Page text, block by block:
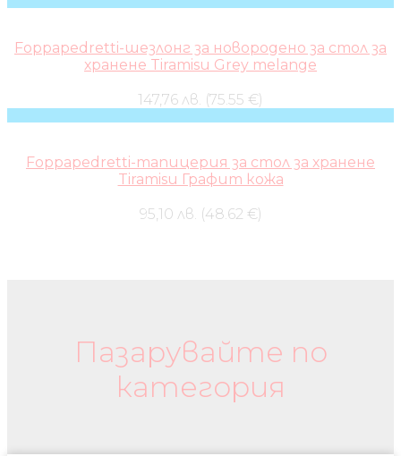
Foppapedretti-шезлонг за новородено за стол за
хранене Tiramisu Grey melange
147,76 лв. (75.55 €)
Foppapedretti-тапицерия за стол за хранене
Tiramisu Графит кожа
95,10 лв. (48.62 €)
Пазарувайте по
категория